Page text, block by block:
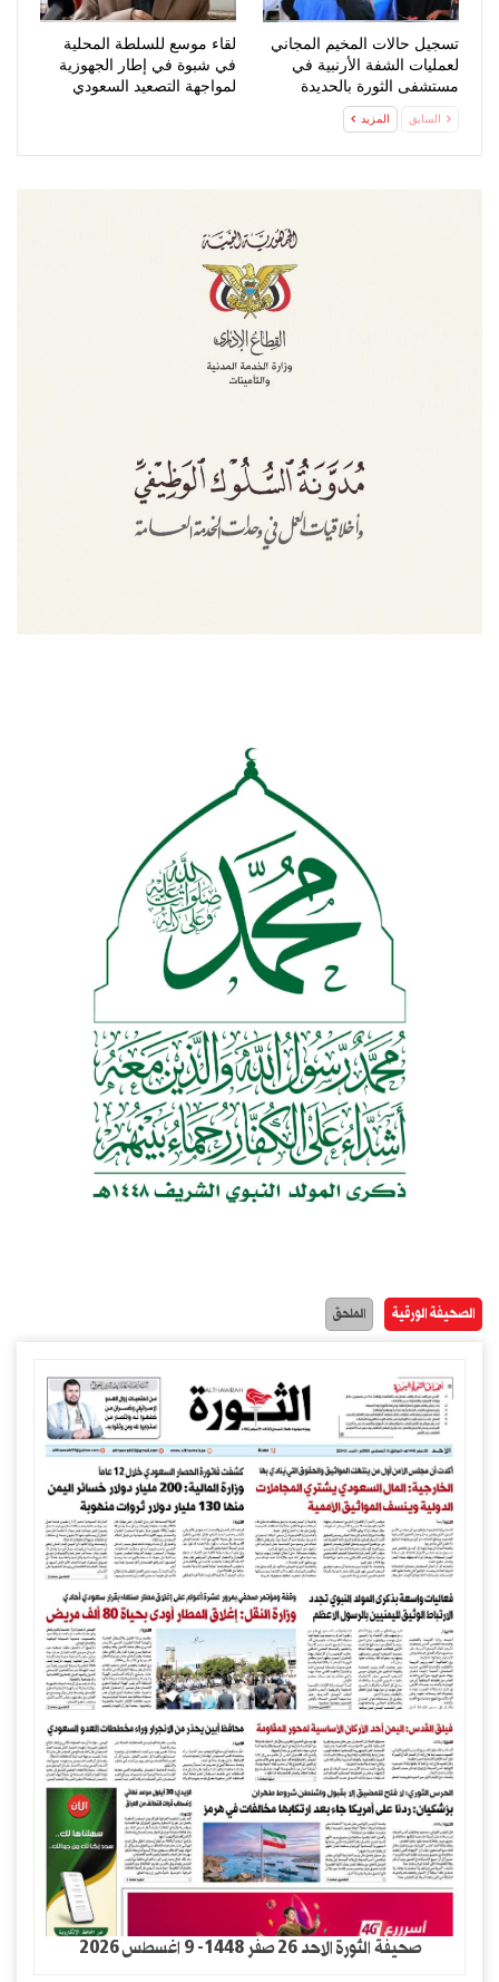
تسجيل حالات المخيم المجاني
لعمليات الشفة الأرنبية في
مستشفى الثورة بالحديدة
لقاء موسع للسلطة المحلية
في شبوة في إطار الجهوزية
لمواجهة التصعيد السعودي
السابق المزيد
الصحيفة الورقية الملحق
صحيفة الثورة الاحد 26 صفر 1448- 9 اغسطس 2026